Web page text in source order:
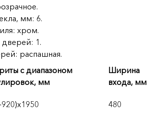
мм: 6.
хром.
дверей: 1.
распашная.
с диапазоном
мм
Ширина
входа, мм
480